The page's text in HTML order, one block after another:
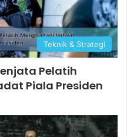
Teknik & Strategi
Pelatih
Piala Presiden